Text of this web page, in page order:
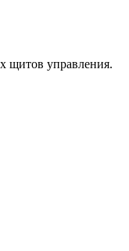
щитов управления.